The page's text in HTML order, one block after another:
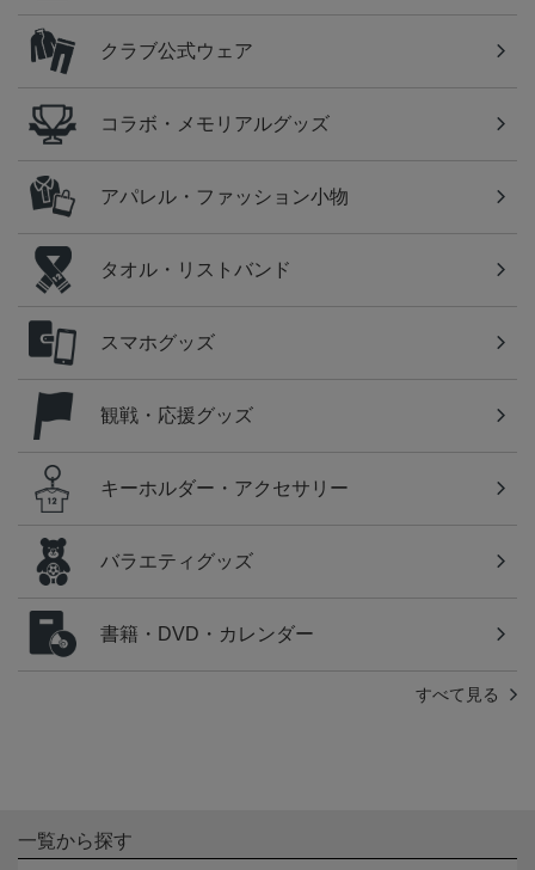
クラブ公式ウェア
コラボ・メモリアルグッズ
アパレル・ファッション小物
タオル・リストバンド
スマホグッズ
観戦・応援グッズ
キーホルダー・アクセサリー
バラエティグッズ
書籍・DVD・カレンダー
すべて見る
一覧から探す